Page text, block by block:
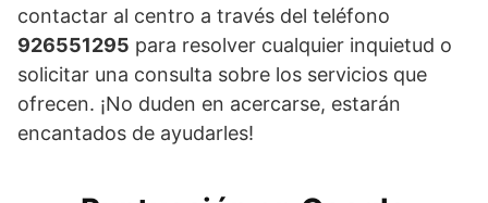
contactar al centro a través del teléfono
926551295 para resolver cualquier inquietud o
solicitar una consulta sobre los servicios que
ofrecen. ¡No duden en acercarse, estarán
encantados de ayudarles!